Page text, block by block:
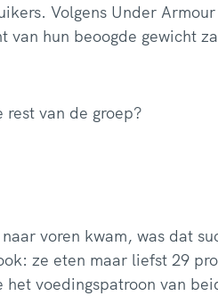
Volgens Under
hun beoogde gewicht
rest van de groep?
voren kwam, was dat
ze eten maar liefst 29
voedingspatroon van